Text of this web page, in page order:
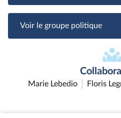
Voir le groupe politique
Marie Lebedio Floris